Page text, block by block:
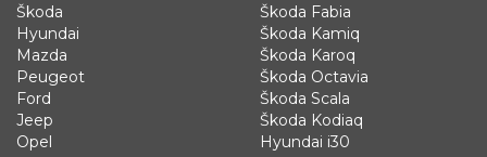
Škoda
Hyundai
Mazda
Peugeot
Ford
Jeep
Opel
Škoda Fabia
Škoda Kamiq
Škoda Karoq
Škoda Octavia
Škoda Scala
Škoda Kodiaq
Hyundai i30